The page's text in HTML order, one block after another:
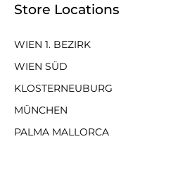
Store Locations
WIEN 1. BEZIRK
WIEN SÜD
KLOSTERNEUBURG
MÜNCHEN
PALMA MALLORCA